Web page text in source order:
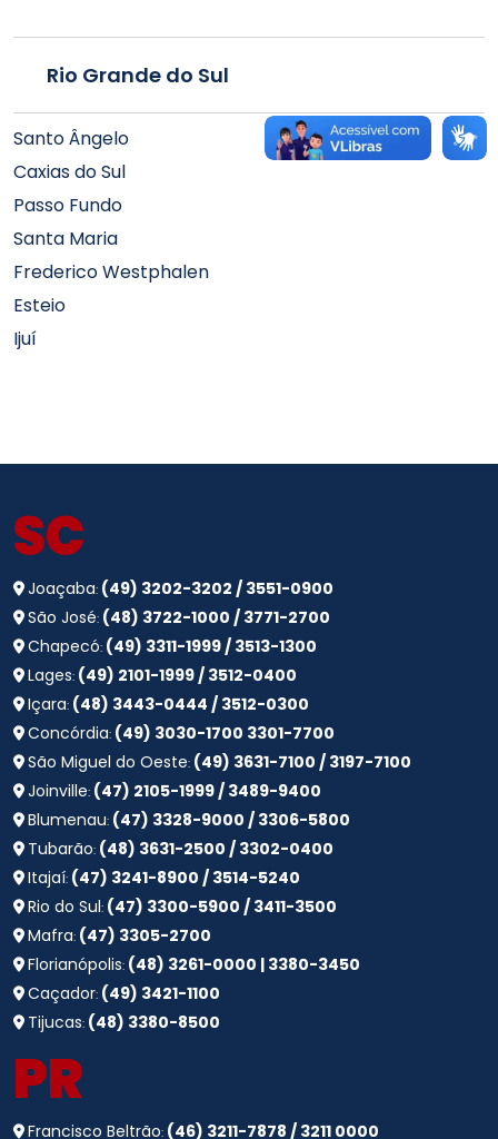
Rio Grande do Sul
Santo Ângelo
Caxias do Sul
Passo Fundo
Santa Maria
Frederico Westphalen
Esteio
Ijuí
SC
Joaçaba:
(49) 3202-3202 / 3551-0900
São José:
(48) 3722-1000 / 3771-2700
Chapecó: (49) 3311-1999 / 3513-1300
Lages: (49) 2101-1999 / 3512-0400
Içara: (48) 3443-0444 / 3512-0300
Concórdia: (49) 3030-1700 3301-7700
São Miguel do Oeste:
(49) 3631-7100 / 3197-7100
Joinville:
(47) 2105-1999 / 3489-9400
Blumenau: (47) 3328-9000 / 3306-5800
Tubarão:
(48) 3631-2500 / 3302-0400
Itajaí:
(47) 3241-8900 / 3514-5240
Rio do Sul:
(47) 3300-5900 / 3411-3500
Mafra: (47) 3305-2700
Florianópolis:
(48) 3261-0000 | 3380-3450
Caçador: (49) 3421-1100
Tijucas: (48) 3380-8500
PR
Francisco Beltrão: (46) 3211-7878 / 3211 0000